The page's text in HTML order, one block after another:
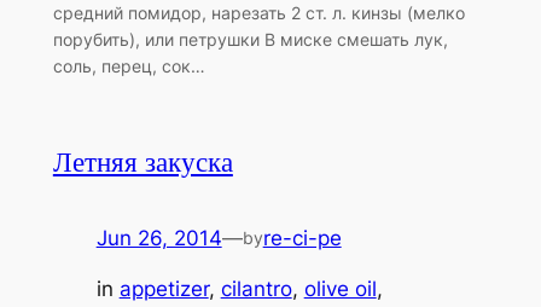
средний помидор, нарезать 2 ст. л. кинзы (мелко
порубить), или петрушки В миске смешать лук,
соль, перец, сок…
Летняя закуска
Jun 26, 2014—byre-ci-pe
in appetizer, cilantro, olive oil